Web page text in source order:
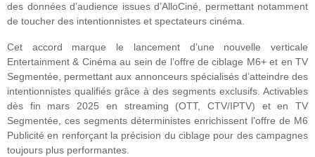
des données d’audience issues d’AlloCiné, permettant notamment
de toucher des intentionnistes et spectateurs cinéma.
Cet accord marque le lancement d’une nouvelle verticale
Entertainment & Cinéma au sein de l’offre de ciblage M6+ et en TV
Segmentée, permettant aux annonceurs spécialisés d’atteindre des
intentionnistes qualifiés grâce à des segments exclusifs. Activables
dès fin mars 2025 en streaming (OTT, CTV/IPTV) et en TV
Segmentée, ces segments déterministes enrichissent l’offre de M6
Publicité en renforçant la précision du ciblage pour des campagnes
toujours plus performantes.